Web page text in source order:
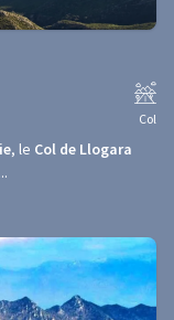
Col
, le Col de Llogara